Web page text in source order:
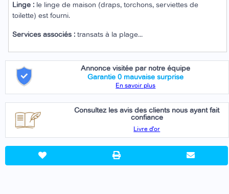
Linge : le linge de maison (draps, torchons, serviettes de
toilette) est fourni.
Services associés : transats à la plage...
Annonce visitée par notre équipe
Garantie 0 mauvaise surprise
En savoir plus
Consultez les avis des clients nous ayant fait
confiance
Livre d'or